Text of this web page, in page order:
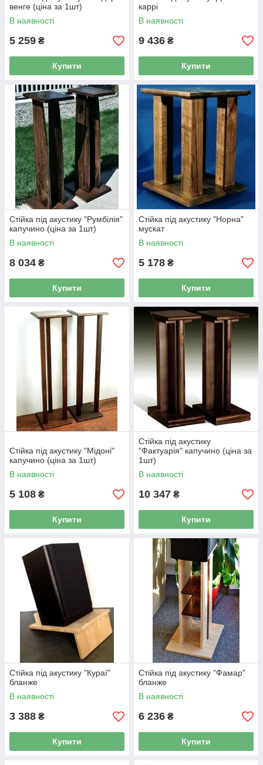
венге (ціна за 1шт)
В наявності
5 259 ₴
Купити
каррі
В наявності
9 436 ₴
Купити
Стійка під акустику "Румбілія"
капучино (ціна за 1шт)
В наявності
8 034 ₴
Купити
Стійка під акустику "Норна"
мускат
В наявності
5 178 ₴
Купити
Стійка під акустику "Мідоні"
капучино (ціна за 1шт)
В наявності
5 108 ₴
Купити
Стійка під акустику
"Фактуарія" капучино (ціна за
1шт)
В наявності
10 347 ₴
Купити
Стійка під акустику "Кураї"
бланже
В наявності
3 388 ₴
Купити
Стійка під акустику "Фамар"
бланже
В наявності
6 236 ₴
Купити